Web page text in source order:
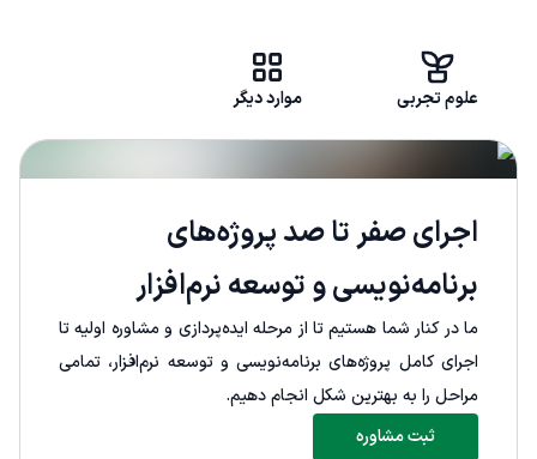
علوم تجربی موارد دیگر
اجرای صفر تا صد پروژه‌های
برنامه‌نویسی و توسعه نرم‌افزار
ما در کنار شما هستیم تا از مرحله ایده‌پردازی و مشاوره اولیه تا
اجرای کامل پروژه‌های برنامه‌نویسی و توسعه نرم‌افزار، تمامی
مراحل را به بهترین شکل انجام دهیم.
ثبت مشاوره